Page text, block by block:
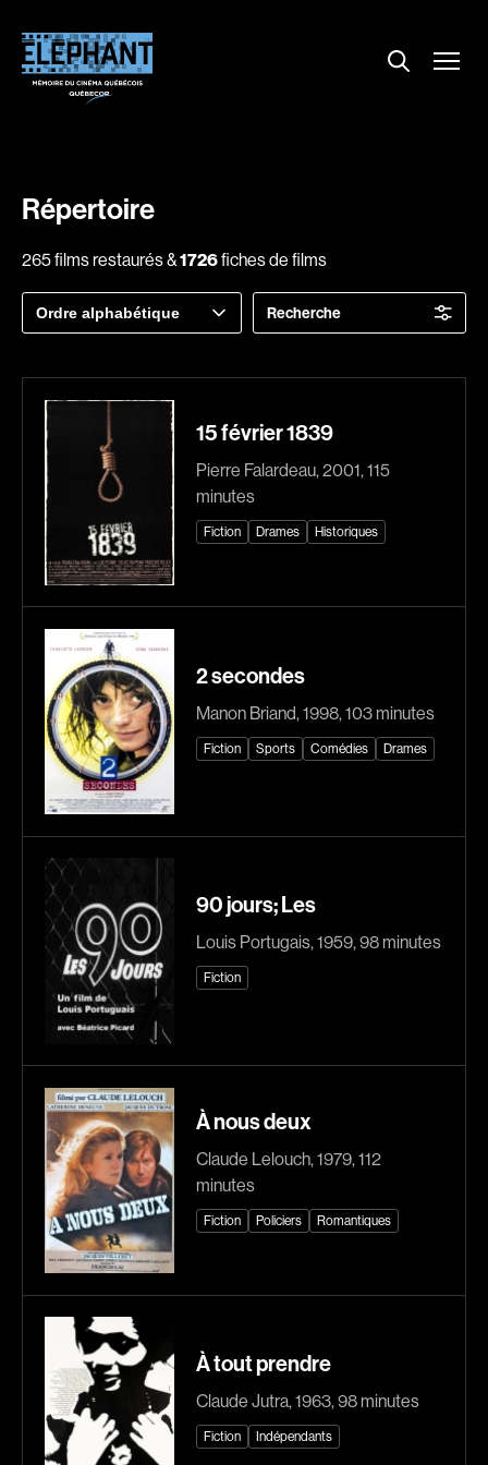
Menu
Explorer le répertoire
Nouvelles
À propos
Comment louer un film ?
FAQ
About us
Explorer par
Genres
Animation
Aventure
Comédies
Comédies musicales
Documentaires
Drames
Érotiques
Famille
Fantastiques
Fiction
Historiques
Horreur
Indépendants
Jeunesse
Musicaux
Romantiques
Décennies
1920
1940
1950
1960
2000
Réalisateur
(Daniel Grou) Podz
Absa Moussa Sene
Répertoire
265 films restaurés &1726fiches de films
Trier
par
Recherche
15 février 1839
Pierre Falardeau, 2001, 115
minutes
Fiction Drames Historiques
2 secondes
Manon Briand, 1998, 103 minutes
Fiction Sports Comédies Drames
90 jours; Les
Louis Portugais, 1959, 98 minutes
Fiction
À nous deux
Claude Lelouch, 1979, 112
minutes
Fiction Policiers Romantiques
À tout prendre
Claude Jutra, 1963, 98 minutes
Fiction Indépendants